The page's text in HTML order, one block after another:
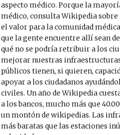
aspecto médico. Porque la
médico, consulta Wikipedia sobre
el valor para la comunidad
que la gente encuentre allí sean
qué no se podría retribuir a los
mejorar nuestras infraestructuras
públicos tienen, si quieren,
apoyar a los ciudadanos
civiles. Un año de Wikipedia
a los bancos, mucho más que
un montón de wikipedias. Las
más baratas que las estaciones